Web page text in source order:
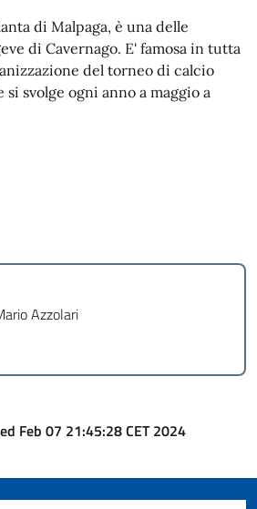
di Malpaga, è una delle
di Cavernago. E' famosa in tutta
del torneo di calcio
svolge ogni anno a maggio a
Azzolari
Feb 07 21:45:28 CET 2024